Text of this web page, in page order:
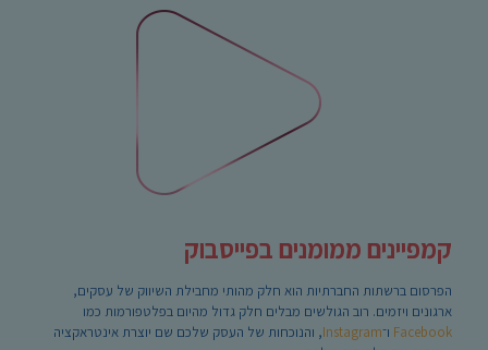
קמפיינים ממומנים בפייסבוק
הפרסום ברשתות החברתיות הוא חלק מהותי מחבילת השיווק של עסקים,
ארגונים ויזמים. רוב הגולשים מבלים חלק גדול מהיום בפלטפורמות כמו
Facebook ו־Instagram, והנוכחות של העסק שלכם שם יוצרת אינטראקציה